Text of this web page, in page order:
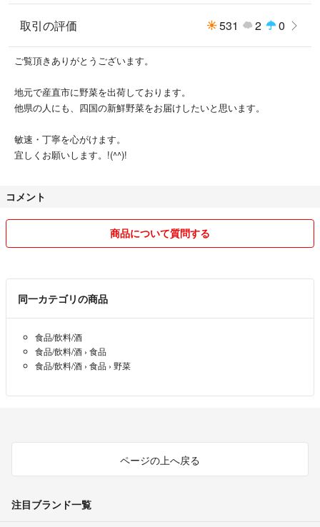
#人参の葉っぱ
種類...人参
取引の評価 531 2 0
ご覧頂きありがとうございます。
地元で産直市に野菜を出荷しております。
他県の人にも、四国の新鮮野菜をお届けしたいと思います。
敏速・丁寧を心がけます。
宜しくお願いします。!(^^)!
コメント
商品について質問する
同一カテゴリの商品
食品/飲料/酒
食品/飲料/酒 › 食品
食品/飲料/酒 › 食品 › 野菜
ページの上へ戻る
注目ブランド一覧